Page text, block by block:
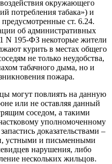
окружающего
потребления табака») и
ст. 6.24.
об административных
N 195-ФЗ некоторые жители
курить в местах общего
не только неудобства,
табачного дыма, но и
пожара.
могут повлиять на данную
или не оставляя данный
соседом, а такими
уполномоченному
доказательствами –
устными и письменными
нарушения, либо
нескольких жильцов.